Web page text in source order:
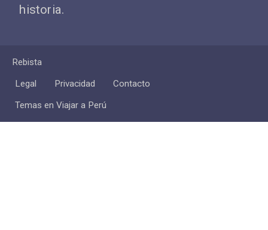
historia.
Rebista
Legal
Privacidad
Contacto
Temas en Viajar a Perú